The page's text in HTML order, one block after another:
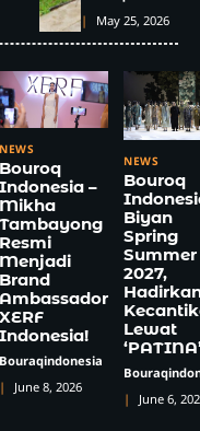
May 25, 2026
NEWS
Bouroq
Indonesia –
Mikha
Tambayong
Resmi
Menjadi
Brand
Ambassador
XERF
Indonesia!
Bouraqindonesia
June 8, 2026
NEWS
Bouroq
Biyan
Spring
Summer
2027,
Lewat
June 6,